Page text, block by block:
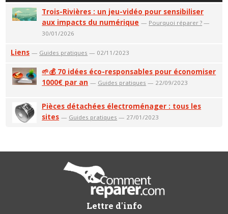
Trois-Rivières : un jeu-vidéo pour sensibiliser
aux impacts du numérique — Pourquoi réparer ? —
30/01/2026
Liens — Guides pratiques — 02/11/2023
🌱💰 70 idées éco-responsables pour économiser
1000€ par an — Guides pratiques — 22/09/2023
Pièces détachées électroménager : tous les
sites — Guides pratiques — 27/01/2023
Lettre d'info